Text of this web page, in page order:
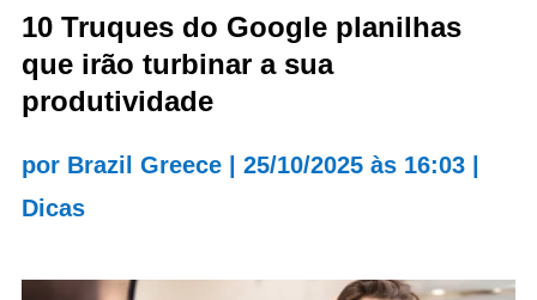
10 Truques do Google planilhas
que irão turbinar a sua
produtividade
por Brazil Greece| 25/10/2025 às 16:03|
Dicas